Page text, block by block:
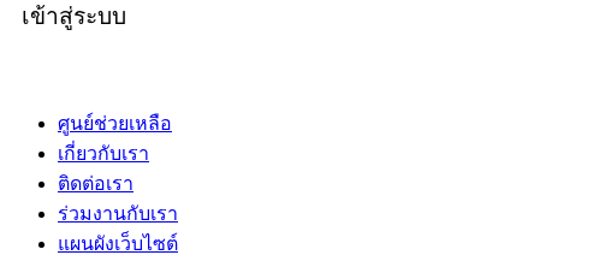
เข้าสู่ระบบ
ศูนย์ช่วยเหลือ
เกี่ยวกับเรา
ติดต่อเรา
ร่วมงานกับเรา
แผนผังเว็บไซต์